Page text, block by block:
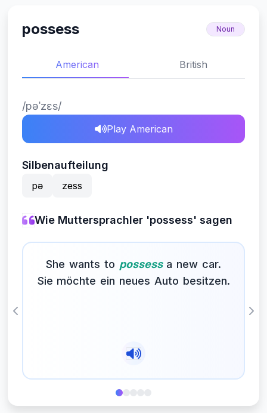
possess Noun
American British
/pəˈzɛs/
Play American
Silbenaufteilung
pə zess
Wie Muttersprachler 'possess' sagen
She wants to possessa new car.
Sie möchte ein neues Auto besitzen.
Previous